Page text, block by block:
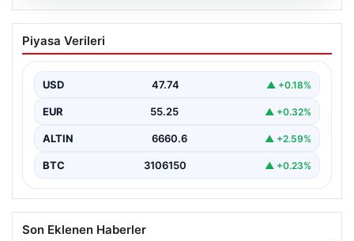
08.08.2026
Emekli maaşı ödemeleri ne zaman
yatacak? SGK, Bağ-Kur, Emekli Sandığı
Piyasa Verileri
USD 47.74 ▲ +0.18%
EUR 55.25 ▲ +0.32%
ALTIN 6660.6 ▲ +2.59%
BTC 3106150 ▲ +0.23%
Son Eklenen Haberler